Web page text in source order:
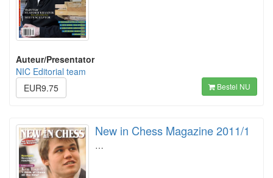
Auteur/Presentator
NIC Editorial team
EUR9.75
Bestel NU
New in Chess Magazine 2011/1
…